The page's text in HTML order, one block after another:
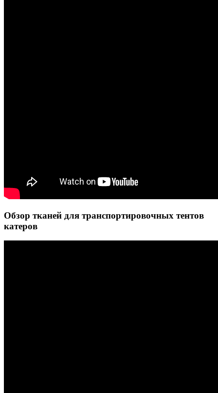
Обзор тканей для транспортировочных тентов
катеров